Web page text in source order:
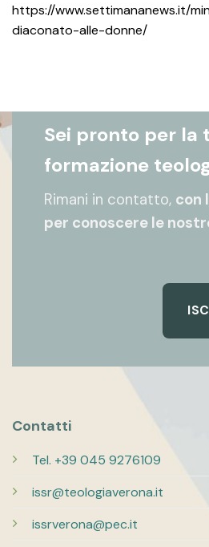
https://www.settimananews.it/
diaconato-alle-donne/
Sei pronto per la
formazione
Rimani in contatto, con
per conoscere le
Contatti
Tel. +39 045 9276109
issr@teologiaverona.it
issrverona@pec.it